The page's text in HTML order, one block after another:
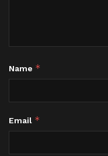
Name *
Email *